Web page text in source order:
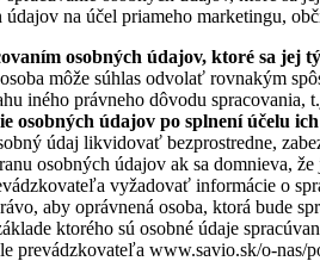
na účel priameho marketingu,
osobných údajov, ktoré sa jej
môže súhlas odvolať rovnakým
iného právneho dôvodu
osobných údajov po splnení účelu
údaj likvidovať bezprostredne,
osobných údajov ak sa domnieva,
vyžadovať informácie o
aby oprávnená osoba, ktorá bude
ktorého sú osobné údaje
prevádzkovateľa www.savio.sk/o-